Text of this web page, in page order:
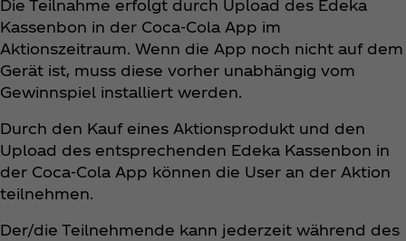
Die Teilnahme erfolgt durch Upload des Edeka
Kassenbon in der Coca‑Cola App im
Aktionszeitraum. Wenn die App noch nicht auf dem
Gerät ist, muss diese vorher unabhängig vom
Gewinnspiel installiert werden.
Durch den Kauf eines Aktionsprodukt und den
Upload des entsprechenden Edeka Kassenbon in
der Coca‑Cola App können die User an der Aktion
teilnehmen.
Der/die Teilnehmende kann jederzeit während des